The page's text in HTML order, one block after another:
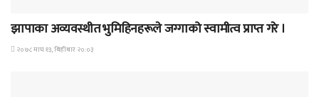
झापाका अव्यवस्थीत भुमिहिनहरूले जग्गाको स्वामीत्व प्राप्त गरे ।
२०७८ माघ १३, बिहीबार २०:०३